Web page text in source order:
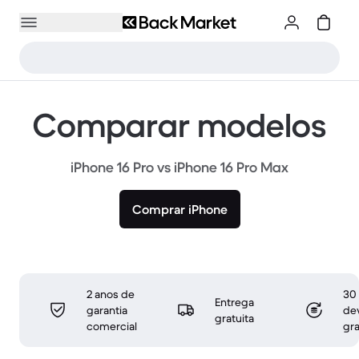
Comparar modelos
iPhone 16 Pro vs iPhone 16 Pro Max
Comprar iPhone
2 anos de
garantia
comercial
Entrega
gratuita
30